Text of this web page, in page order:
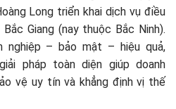
Long triển khai dịch vụ điều
Giang (nay thuộc Bắc Ninh).
nghiệp – bảo mật – hiệu quả,
pháp toàn diện giúp doanh
vệ uy tín và khẳng định vị thế